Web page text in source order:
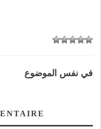
في نفس الموضوع